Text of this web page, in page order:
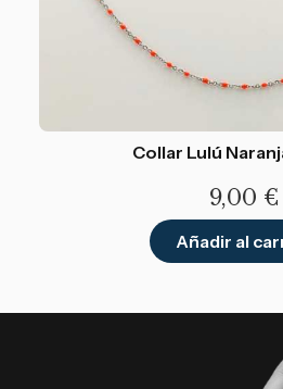
Collar Lulú
9,00 €
Añadir al